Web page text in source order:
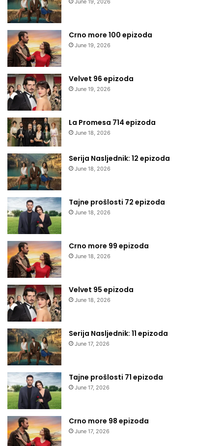
June 19, 2026
Crno more 100 epizoda
June 19, 2026
Velvet 96 epizoda
June 19, 2026
La Promesa 714 epizoda
June 18, 2026
Serija Nasljednik: 12 epizoda
June 18, 2026
Tajne prošlosti 72 epizoda
June 18, 2026
Crno more 99 epizoda
June 18, 2026
Velvet 95 epizoda
June 18, 2026
Serija Nasljednik: 11 epizoda
June 17, 2026
Tajne prošlosti 71 epizoda
June 17, 2026
Crno more 98 epizoda
June 17, 2026